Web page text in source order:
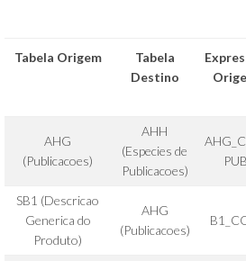
Tabela Origem
Tabela
Destino
AHG
(Publicacoes)
AHH
(Especies de
Publicacoes)
PUB
SB1 (Descricao
Generica do
Produto)
AHG
(Publicacoes)